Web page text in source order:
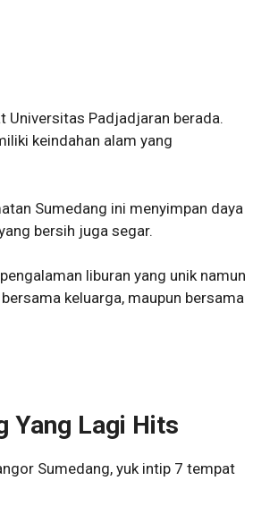
Universitas Padjadjaran berada.
keindahan alam yang
Sumedang ini menyimpan daya
bersih juga segar.
liburan yang unik namun
keluarga, maupun bersama
Yang Lagi Hits
Sumedang, yuk intip 7 tempat